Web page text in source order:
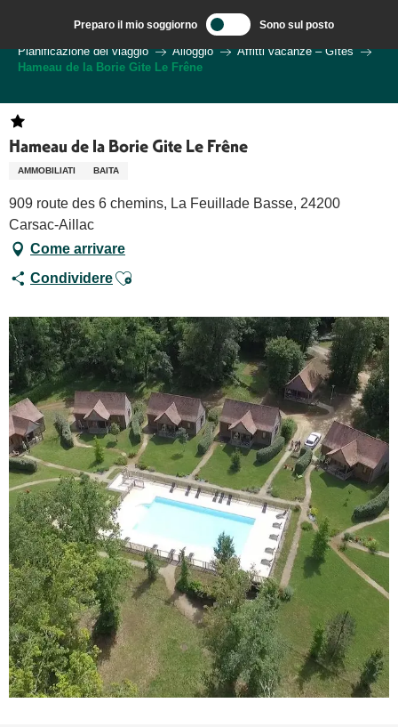
contenu
principal
Preparo il mio soggiorno Sono sul posto
Benvenuti a Sarlat, capitale del Périgord Noir – IT
Pianificazione del viaggio
Alloggio
Affitti vacanze – Gîtes
Hameau de la Borie Gite Le Frêne
Hameau de la Borie Gite Le Frêne
AMMOBILIATI BAITA
909 route des 6 chemins, La Feuillade Basse, 24200
Carsac-Aillac
Come arrivare
CondividereAjouter aux favoris